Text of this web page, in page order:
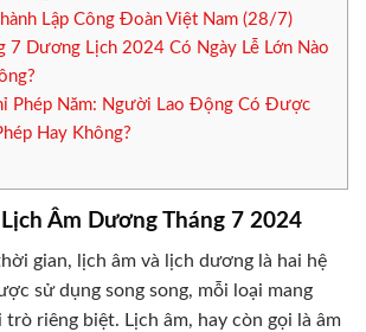
Lập Công Đoàn Việt Nam (28/7)
7 Dương Lịch 2024 Có Ngày Lễ Lớn Nào
Phép Năm: Người Lao Động Có Được
Hay Không?
Âm Dương Tháng 7 2024
gian, lịch âm và lịch dương là hai hệ
sử dụng song song, mỗi loại mang
trò riêng biệt. Lịch âm, hay còn gọi là âm